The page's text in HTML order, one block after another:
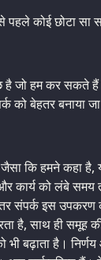
कोई छोटा सा
है जो हम कर सकते
को बेहतर बनाया
कि हमने कहा
कार्य को लंबे
संपर्क इस उपकरण
है, साथ ही
बढ़ाता है।